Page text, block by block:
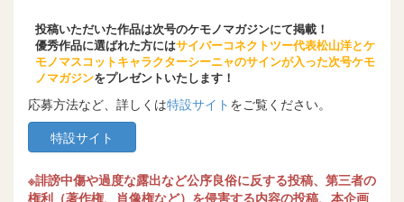
投稿いただいた作品は次号のケモノマガジンにて掲載！
優秀作品に選ばれた方にはサイバーコネクトツー代表松山洋とケ
モノマスコットキャラクターシーニャのサインが入った次号ケモ
ノマガジンをプレゼントいたします！
応募方法など、詳しくは特設サイト をご覧ください。
特設サイト
※誹謗中傷や過度な露出など公序良俗に反する投稿、第三者の
権利（著作権、肖像権など）を侵害する内容の投稿、本企画